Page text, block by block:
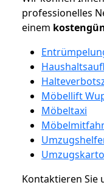
professionelles
einem
Möbellift
Möbeltaxi
Kontaktieren Sie